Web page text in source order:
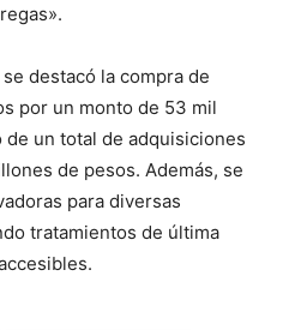
destacó la compra de
por un monto de 53 mil
un total de adquisiciones
de pesos. Además, se
para diversas
tratamientos de última